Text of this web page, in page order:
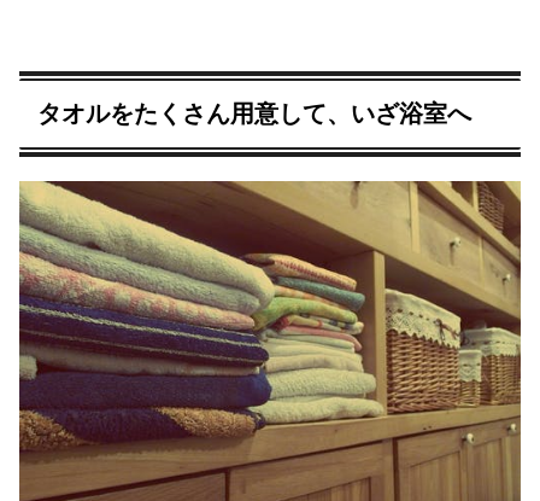
タオルをたくさん用意して、いざ浴室へ